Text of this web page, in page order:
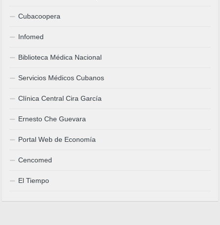
Cubacoopera
Infomed
Biblioteca Médica Nacional
Servicios Médicos Cubanos
Clínica Central Cira García
Ernesto Che Guevara
Portal Web de Economía
Cencomed
El Tiempo